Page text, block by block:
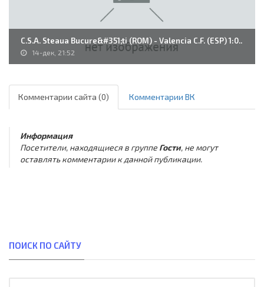
C.S.A. Steaua Bucure&#351;ti (ROM) - Valencia C.F. (ESP) 1:0..
14-дек, 21:52
Комментарии сайта (0) Комментарии ВК
Информация
Посетители, находящиеся в группе Гости, не могут
оставлять комментарии к данной публикации.
ПОИСК ПО САЙТУ